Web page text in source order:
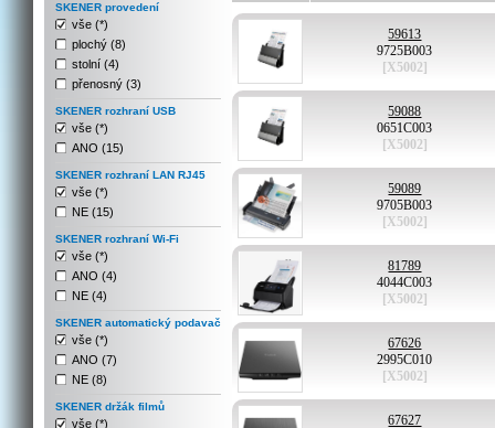
SKENER provedení
vše (*)
plochý (8)
stolní (4)
přenosný (3)
SKENER rozhraní USB
vše (*)
ANO (15)
SKENER rozhraní LAN RJ45
vše (*)
NE (15)
SKENER rozhraní Wi-Fi
vše (*)
ANO (4)
NE (4)
SKENER automatický podavač
vše (*)
ANO (7)
NE (8)
SKENER držák filmů
vše (*)
59613
9725B003
[X5002]
59088
0651C003
[X5002]
59089
9705B003
[X5002]
81789
4044C003
[X5002]
67626
2995C010
[X5002]
67627